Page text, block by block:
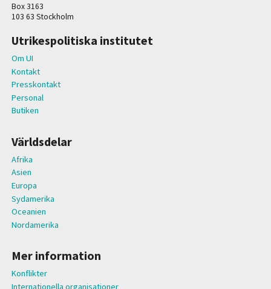
Box 3163
103 63 Stockholm
Utrikespolitiska institutet
Om UI
Kontakt
Presskontakt
Personal
Butiken
Världsdelar
Afrika
Asien
Europa
Sydamerika
Oceanien
Nordamerika
Mer information
Konflikter
Internationella organisationer